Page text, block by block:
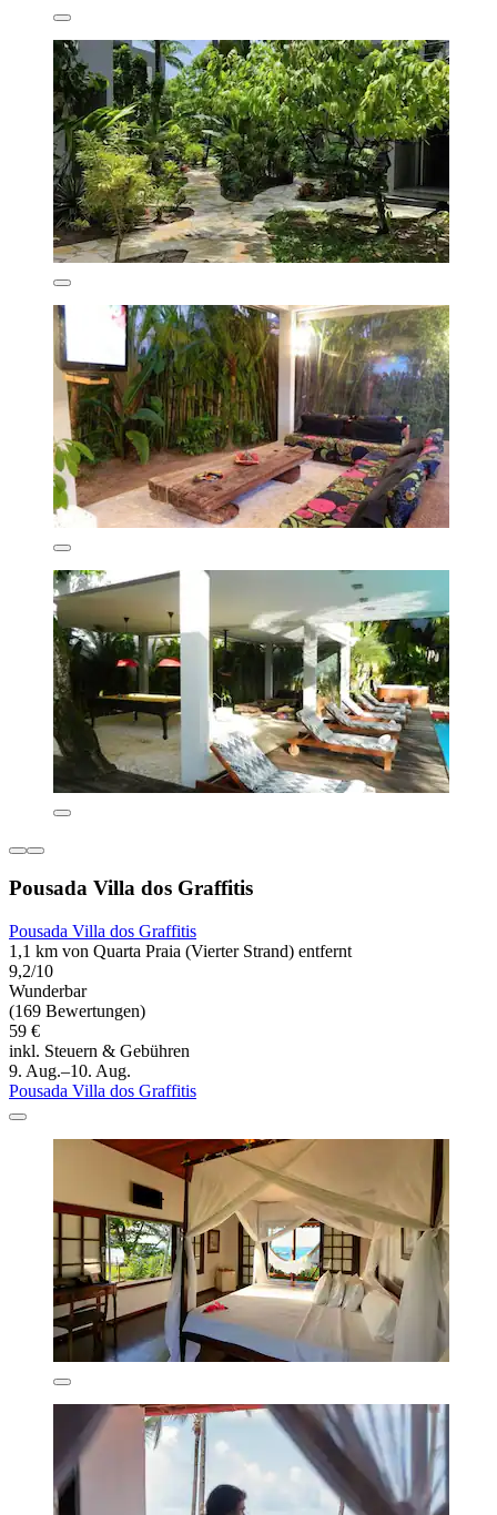
Pousada Villa dos Graffitis
Pousada Villa dos Graffitis
1,1 km von Quarta Praia (Vierter Strand) entfernt
9,2/10
Wunderbar
(169 Bewertungen)
59 €
inkl. Steuern & Gebühren
9. Aug.–10. Aug.
Pousada Villa dos Graffitis